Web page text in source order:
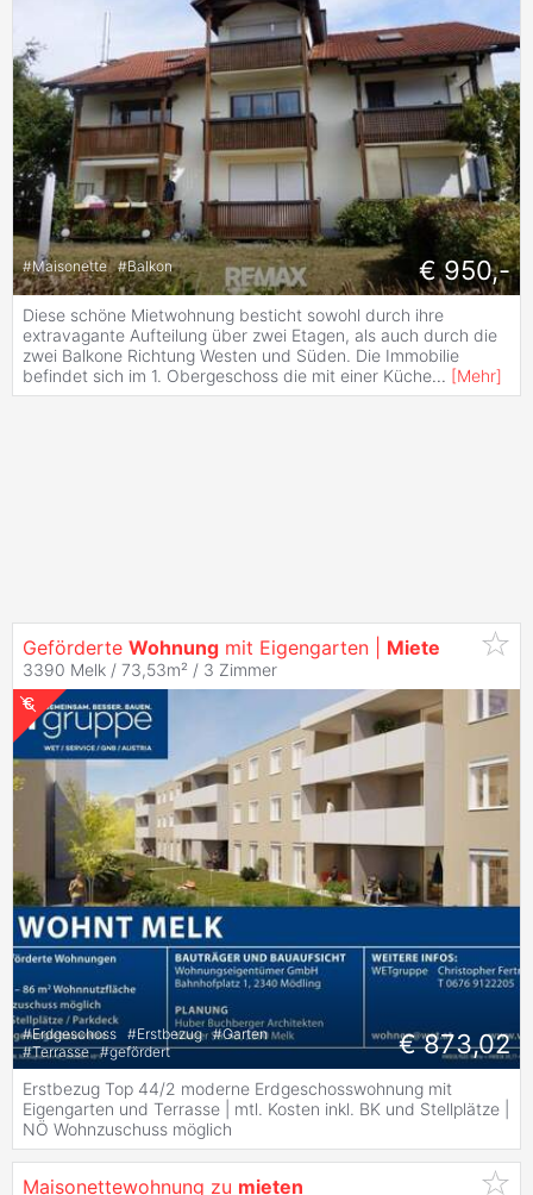
#Maisonette #Balkon € 950,-
Diese schöne Mietwohnung besticht sowohl durch ihre
extravagante Aufteilung über zwei Etagen, als auch durch die
zwei Balkone Richtung Westen und Süden. Die Immobilie
befindet sich im 1. Obergeschoss die mit einer Küche... [Mehr]
Geförderte Wohnung mit Eigengarten | Miete
3390 Melk / 73,53m² / 3 Zimmer
#Erdgeschoss #Erstbezug #Garten
#Terrasse #gefördert € 873,02
Erstbezug Top 44/2 moderne Erdgeschosswohnung mit
Eigengarten und Terrasse | mtl. Kosten inkl. BK und Stellplätze |
NÖ Wohnzuschuss möglich
Maisonettewohnung zu mieten